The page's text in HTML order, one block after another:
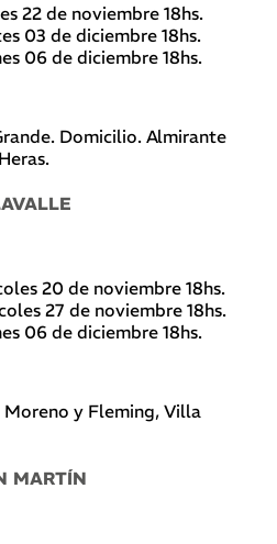
22 de noviembre 18hs.
03 de diciembre 18hs.
06 de diciembre 18hs.
Domicilio. Almirante
20 de noviembre 18hs.
27 de noviembre 18hs.
06 de diciembre 18hs.
Moreno y Fleming, Villa
MARTÍN